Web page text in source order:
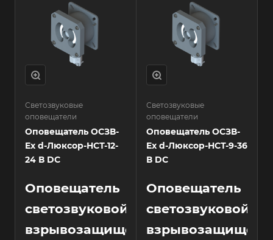
Светозвуковые
оповещатели
Оповещатель ОСЗВ-
Ex d-Люксор-НСТ-12-
24 В DC
Оповещатель
светозвуковой
взрывозащищенный
Светозвуковые
оповещатели
Оповещатель ОСЗВ-
Ex d-Люксор-НСТ-9-36
В DC
Оповещатель
светозвуковой